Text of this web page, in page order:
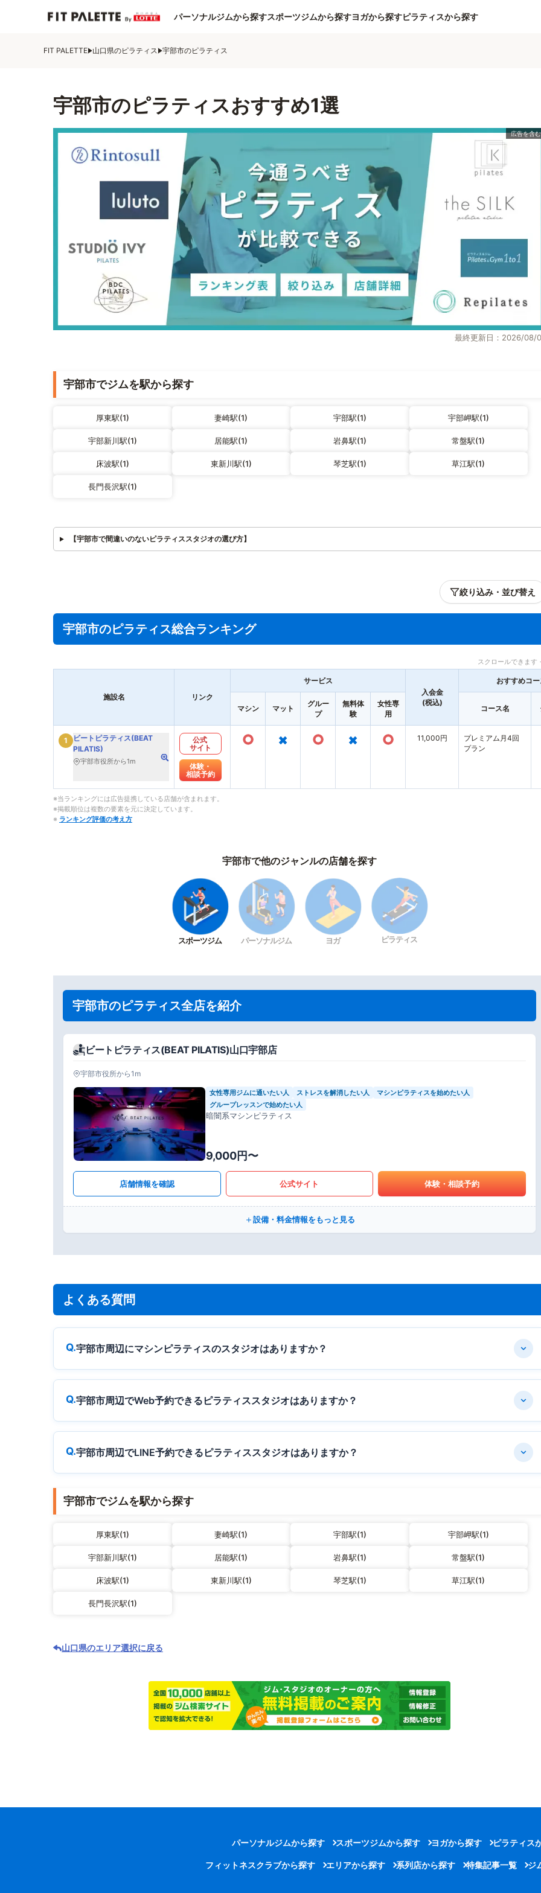
パーソナルジムから探すスポーツジムから探すヨガから探すピラティスから探す
FIT PALETTE 山口県のピラティス 宇部市のピラティス
宇部市のピラティスおすすめ1選
最終更新日：2026/08/
宇部市でジムを駅から探す
厚東駅(1) 妻崎駅(1) 宇部駅(1) 宇部岬駅(1)
宇部新川駅(1) 居能駅(1) 岩鼻駅(1) 常盤駅(1)
床波駅(1) 東新川駅(1) 琴芝駅(1) 草江駅(1)
長門長沢駅(1)
【宇部市で間違いのないピラティススタジオの選び方】
絞り込み・並び替え
宇部市のピラティス総合ランキング
スクロールできます
施設名 リンク
サービス
入会金
(税込)
おすすめコー
マシン マット
グルー
プ
無料体
験
女性専
用
コース名
1
ビートピラティス(BEAT
PILATIS)
宇部市役所から1m
公式
サイト
体験・
相談予約
○ × ○ × ○ 11,000円
プレミアム月4回
プラン
※当ランキングには広告提携している店舗が含まれます。
※掲載順位は複数の要素を元に決定しています。
※ ランキング評価の考え方
宇部市で他のジャンルの店舗を探す
スポーツジム パーソナルジム ヨガ ピラティス
宇部市のピラティス全店を紹介
ビートピラティス(BEAT PILATIS)山口宇部店
宇部市役所から1m
女性専用ジムに通いたい人 ストレスを解消したい人
マシンピラティスを始めたい人
グループレッスンで始めたい人
暗闇系マシンピラティス
9,000円〜
店舗情報を確認 公式サイト 体験・相談予約
設備・料金情報をもっと見る
よくある質問
宇部市周辺にマシンピラティスのスタジオはありますか？
宇部市周辺でWeb予約できるピラティススタジオはありますか？
宇部市周辺でLINE予約できるピラティススタジオはありますか？
宇部市でジムを駅から探す
厚東駅(1) 妻崎駅(1) 宇部駅(1) 宇部岬駅(1)
宇部新川駅(1) 居能駅(1) 岩鼻駅(1) 常盤駅(1)
床波駅(1) 東新川駅(1) 琴芝駅(1) 草江駅(1)
長門長沢駅(1)
山口県のエリア選択に戻る
パーソナルジムから探す スポーツジムから探す ヨガから探す ピラティス
フィットネスクラブから探す エリアから探す 系列店から探す 特集記事一覧 ジ